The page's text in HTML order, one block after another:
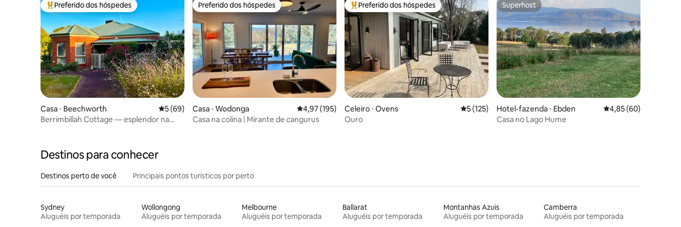
Entre os melhores preferidos dos hóspedes
Preferido dos hóspedes
Casa ⋅ Beechworth 5 de uma avaliação média de 5, 69 avaliações
5 (69)
Berrimbillah Cottage — esplendor na
Preferido dos hóspedes
Preferido dos hóspedes
Casa ⋅ Wodonga 4,97 de uma avaliação média de 5, 195 avaliações
4,97 (195)
Casa na colina | Mirante de cangurus
Entre os melhores preferidos dos hóspedes
Preferido dos hóspedes
Celeiro ⋅ Ovens 5 de uma avaliação média de 5, 125 avaliações
5 (125)
Ouro
Superhost
Superhost
Hotel-fazenda ⋅ Ebden 4,85 de uma
4,85 (60)
Casa no Lago Hume
Destinos para conhecer
Destinos perto de você Principais pontos turísticos por perto
Sydney
Aluguéis por temporada
Wollongong
Aluguéis por temporada
Melbourne
Aluguéis por temporada
Ballarat
Aluguéis por temporada
Montanhas Azuis
Aluguéis por temporada
Camberra
Aluguéis por temporada